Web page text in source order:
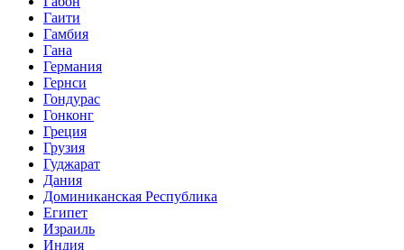
Гаити
Гамбия
Гана
Германия
Гернси
Гондурас
Гонконг
Греция
Грузия
Гуджарат
Дания
Доминиканская Республика
Египет
Израиль
Индия